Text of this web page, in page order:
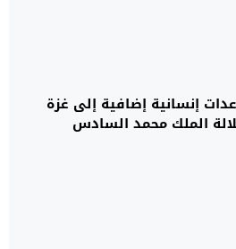
إنسانية إضافية إلى غزة
الملك محمد السادس